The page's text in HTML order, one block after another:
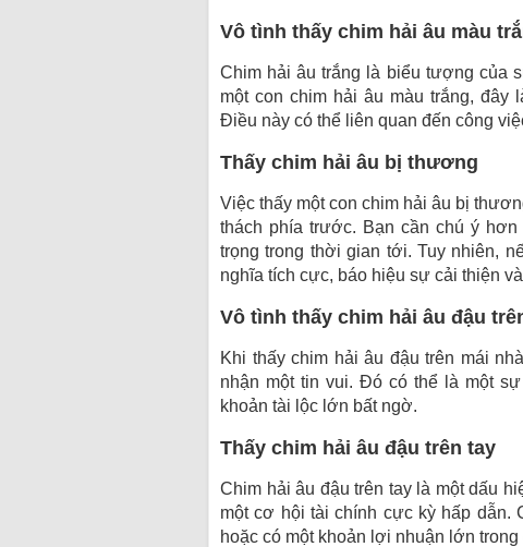
Vô tình thấy chim hải âu màu
Chim hải âu trắng là biểu tượng của
một con chim hải âu màu trắng,
Điều này có thể liên quan đến công
Thấy chim hải âu bị thương
Việc thấy một con chim hải âu bị
thách phía trước. Bạn cần chú ý
trọng trong thời gian tới. Tuy nhiên,
nghĩa tích cực, báo hiệu sự cải thiện
Vô tình thấy chim hải âu đậu
Khi thấy chim hải âu đậu trên mái
nhận một tin vui. Đó có thể là một
khoản tài lộc lớn bất ngờ.
Thấy chim hải âu đậu trên tay
Chim hải âu đậu trên tay là một dấu
một cơ hội tài chính cực kỳ hấp dẫn.
hoặc có một khoản lợi nhuận lớn trong